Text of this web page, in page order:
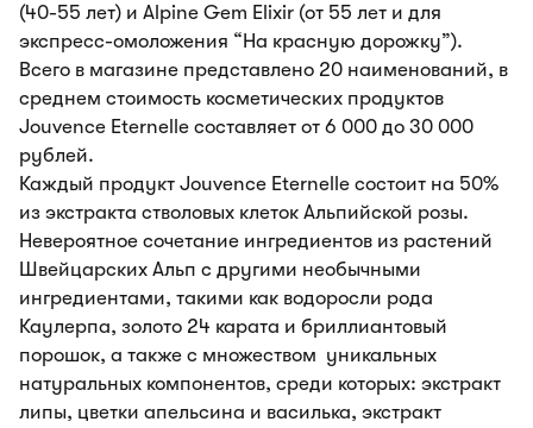
(40-55 лет) и Alpine Gem Elixir (от 55 лет и для
экспресс-омоложения “На красную дорожку”).
Всего в магазине представлено 20 наименований, в
среднем стоимость косметических продуктов
Jouvence Eternelle составляет от 6 000 до 30 000
рублей.
Каждый продукт Jouvence Eternelle состоит на 50%
из экстракта стволовых клеток Альпийской розы.
Невероятное сочетание ингредиентов из растений
Швейцарских Альп с другими необычными
ингредиентами, такими как водоросли рода
Каулерпа, золото 24 карата и бриллиантовый
порошок, а также с множеством уникальных
натуральных компонентов, среди которых: экстракт
липы, цветки апельсина и василька, экстракт